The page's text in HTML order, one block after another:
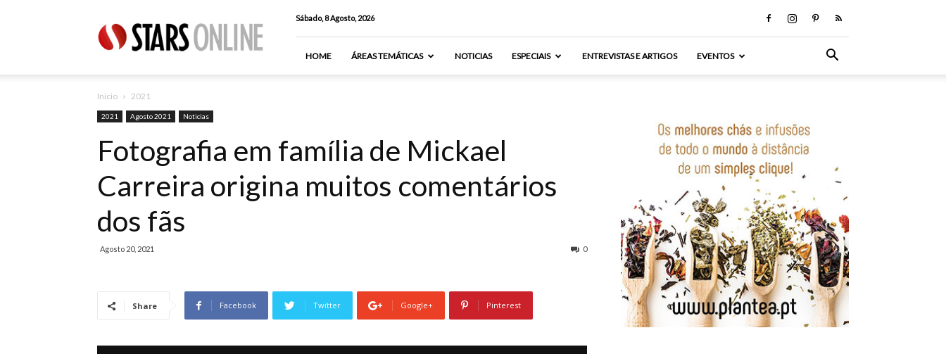
Online
Sábado, 8 Agosto, 2026
HOME ÁREAS TEMÁTICAS NOTICIAS ESPECIAIS ENTREVISTAS E ARTIGOS EVENTOS
Inicio 2021
2021 Agosto 2021 Noticias
Fotografia em família de Mickael
Carreira origina muitos comentários
dos fãs
Agosto 20, 2021 0
Share Facebook Twitter Google+ Pinterest